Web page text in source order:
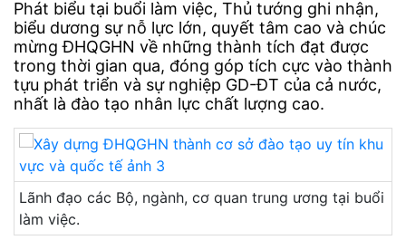
Phát biểu tại buổi làm việc, Thủ tướng ghi nhận,
biểu dương sự nỗ lực lớn, quyết tâm cao và chúc
mừng ĐHQGHN về những thành tích đạt được
trong thời gian qua, đóng góp tích cực vào thành
tựu phát triển và sự nghiệp GD-ĐT của cả nước,
nhất là đào tạo nhân lực chất lượng cao.
Lãnh đạo các Bộ, ngành, cơ quan trung ương tại buổi
làm việc.